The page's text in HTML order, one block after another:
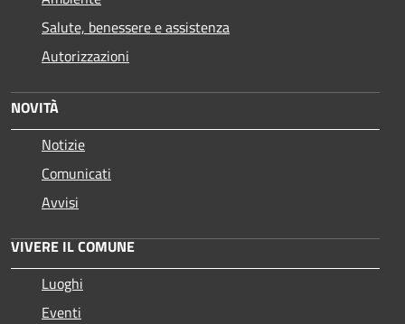
Salute, benessere e assistenza
Autorizzazioni
NOVITÀ
Notizie
Comunicati
Avvisi
VIVERE IL COMUNE
Luoghi
Eventi